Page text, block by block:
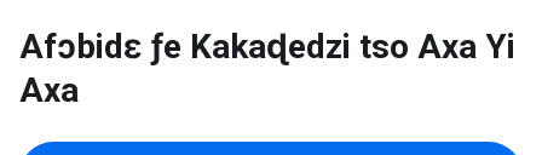
Afɔbidɛ ƒe Kakaɖedzi tso Axa Yi
Axa